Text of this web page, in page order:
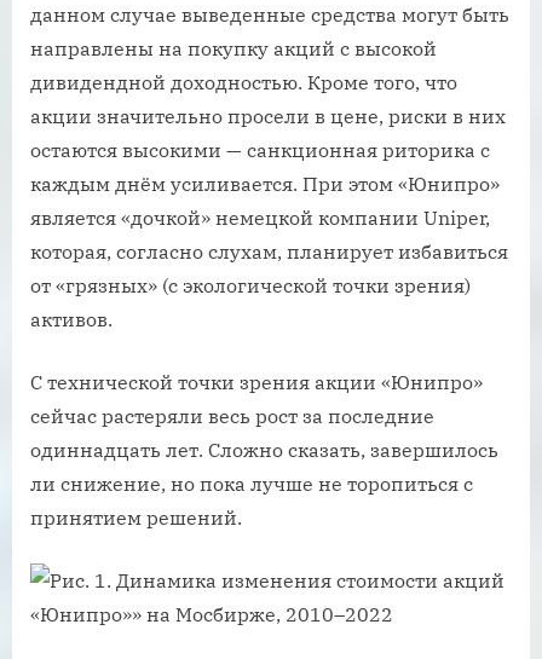
данном случае выведенные средства могут быть
направлены на покупку акций с высокой
дивидендной доходностью. Кроме того, что
акции значительно просели в цене, риски в них
остаются высокими — санкционная риторика с
каждым днём усиливается. При этом «Юнипро»
является «дочкой» немецкой компании Uniper,
которая, согласно слухам, планирует избавиться
от «грязных» (с экологической точки зрения)
активов.
С технической точки зрения акции «Юнипро»
сейчас растеряли весь рост за последние
одиннадцать лет. Сложно сказать, завершилось
ли снижение, но пока лучше не торопиться с
принятием решений.